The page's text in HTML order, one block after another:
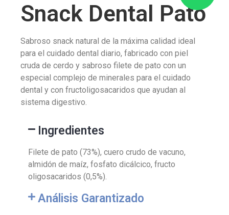
Snack Dental Pato
Sabroso snack natural de la máxima calidad ideal
para el cuidado dental diario, fabricado con piel
cruda de cerdo y sabroso filete de pato con un
especial complejo de minerales para el cuidado
dental y con fructoligosacaridos que ayudan al
sistema digestivo.
Ingredientes
Filete de pato (73%), cuero crudo de vacuno,
almidón de maíz, fosfato dicálcico, fructo
oligosacaridos (0,5%).
Análisis Garantizado